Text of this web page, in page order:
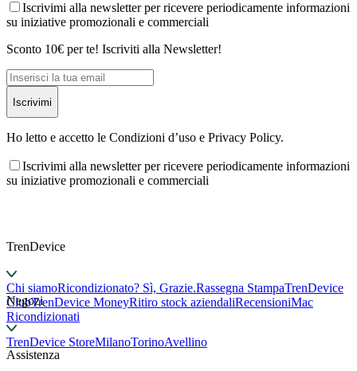
Iscrivimi alla newsletter per ricevere periodicamente informazioni
su iniziative promozionali e commerciali
Sconto 10€ per te! Iscriviti alla Newsletter!
Iscrivimi
Ho letto e accetto le Condizioni d’uso e Privacy Policy.
Iscrivimi alla newsletter per ricevere periodicamente informazioni
su iniziative promozionali e commerciali
TrenDevice
Chi siamoRicondizionato? Sì, Grazie.Rassegna StampaTrenDevice
ClubTrenDevice MoneyRitiro stock aziendaliRecensioniMac
Ricondizionati
Negozi
TrenDevice StoreMilanoTorinoAvellino
Assistenza